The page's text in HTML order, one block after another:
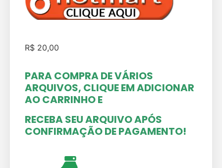
R$ 20,00
PARA COMPRA DE VÁRIOS
ARQUIVOS, CLIQUE EM ADICIONAR
AO CARRINHOE
RECEBA SEU ARQUIVO APÓS
CONFIRMAÇÃO DE PAGAMENTO!